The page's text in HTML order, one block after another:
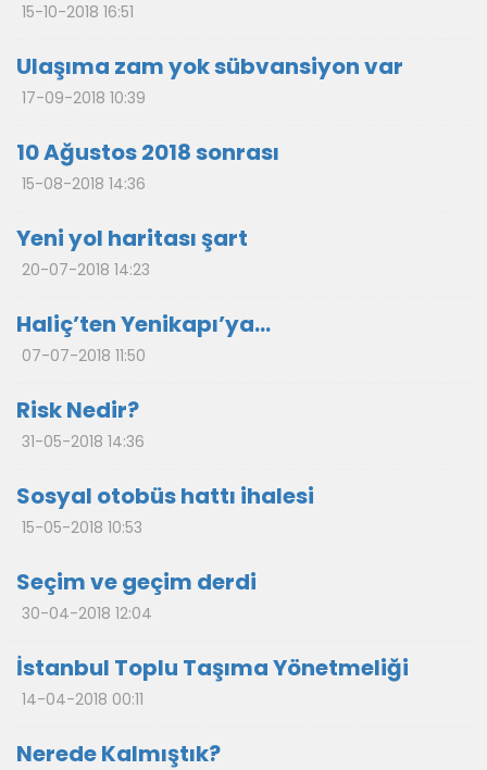
15-10-2018 16:51
Ulaşıma zam yok sübvansiyon var
17-09-2018 10:39
10 Ağustos 2018 sonrası
15-08-2018 14:36
Yeni yol haritası şart
20-07-2018 14:23
Haliç’ten Yenikapı’ya…
07-07-2018 11:50
Risk Nedir?
31-05-2018 14:36
Sosyal otobüs hattı ihalesi
15-05-2018 10:53
Seçim ve geçim derdi
30-04-2018 12:04
İstanbul Toplu Taşıma Yönetmeliği
14-04-2018 00:11
Nerede Kalmıştık?